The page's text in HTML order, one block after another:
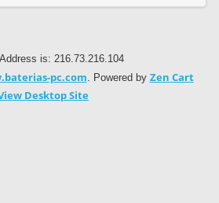
is: 216.73.216.104
pc.com . Powered by Zen Cart
Desktop Site